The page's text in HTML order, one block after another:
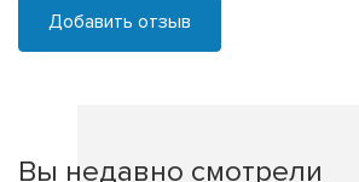
Добавить отзыв
Вы недавно смотрели